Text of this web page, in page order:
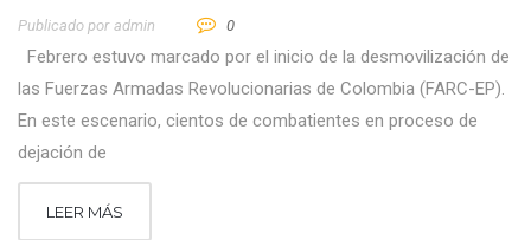
Publicado por Admin 0
Febrero estuvo marcado por el inicio de la desmovilización de
las Fuerzas Armadas Revolucionarias de Colombia (FARC-EP).
En este escenario, cientos de combatientes en proceso de
dejación de
LEER MÁS